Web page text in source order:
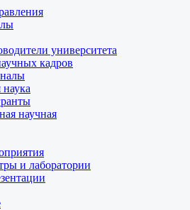
университета
кадров
наука
научная
и лаборатории